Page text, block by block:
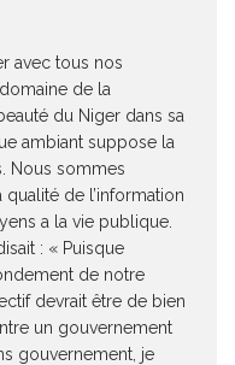
avec tous nos
de la
du Niger dans sa
ambiant suppose la
Nous sommes
de l’information
a la vie publique.
: « Puisque
de notre
devrait être de bien
un gouvernement
gouvernement, je